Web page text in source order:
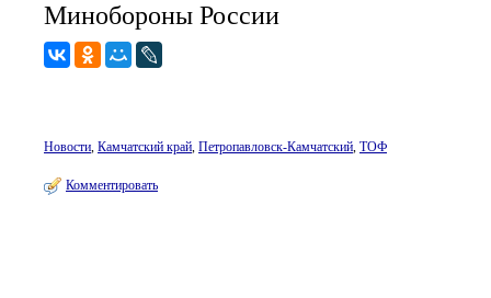
Минобороны России
Новости, Камчатский край, Петропавловск-Камчатский, ТОФ
Комментировать